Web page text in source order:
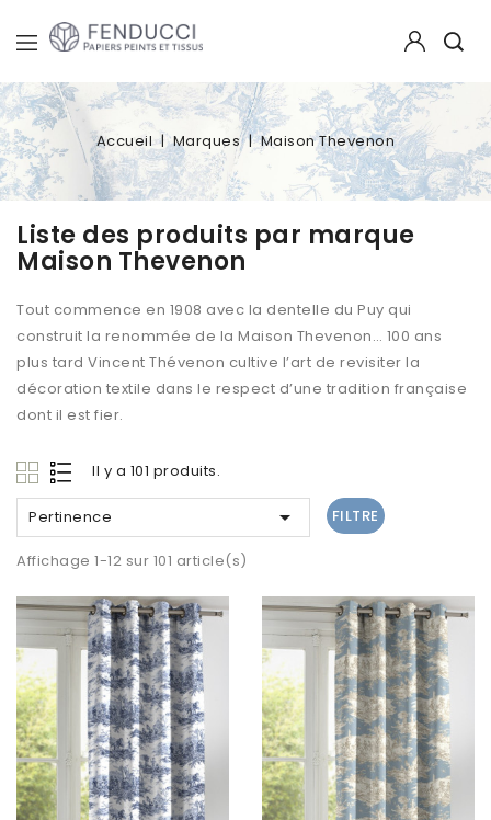
Accueil Marques Maison Thevenon
Liste des produits par marque
Maison Thevenon
Tout commence en 1908 avec la dentelle du Puy qui
construit la renommée de la Maison Thevenon… 100 ans
plus tard Vincent Thévenon cultive l’art de revisiter la
décoration textile dans le respect d’une tradition française
dont il est fier.
Il y a 101 produits.
Pertinence  FILTRE
Affichage 1-12 sur 101 article(s)